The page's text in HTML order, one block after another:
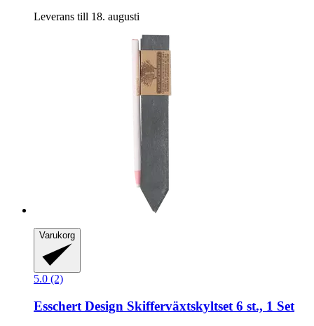
Leverans till 18. augusti
Varukorg
5.0 (2)
Esschert Design Skifferväxtskyltset 6 st., 1 Set